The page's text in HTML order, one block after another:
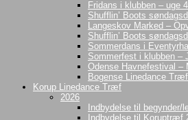
Fridans i klubben – uge
Shufflin’ Boots
Langeskov Marked –
Shufflin’ Boots
Sommerdans i
Sommerfest i klubben –
Odense Havnefestival –
Bogense Linedance
Korup Linedance Træf
2026
Indbydelse til begynder/
Indbydelse til Koruptræf